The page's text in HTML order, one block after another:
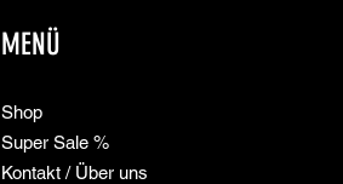
MENÜ
Shop
Super Sale %
Kontakt / Über uns